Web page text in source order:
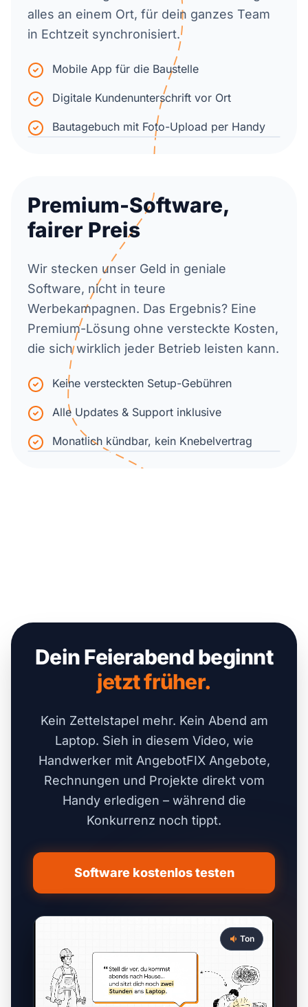
alles an einem Ort, für dein ganzes Team
in Echtzeit synchronisiert.
Mobile App für die Baustelle
Digitale Kundenunterschrift vor Ort
Bautagebuch mit Foto-Upload per Handy
Premium-Software,
fairer Preis
Wir stecken unser Geld in geniale
Software, nicht in teure
Werbekampagnen. Das Ergebnis? Eine
Premium-Lösung ohne versteckte Kosten,
die sich wirklich jeder Betrieb leisten kann.
Keine versteckten Setup-Gebühren
Alle Updates & Support inklusive
Monatlich kündbar, kein Knebelvertrag
Dein Feierabend beginnt
jetzt früher.
Kein Zettelstapel mehr. Kein Abend am
Laptop. Sieh in diesem Video, wie
Handwerker mit AngebotFIX Angebote,
Rechnungen und Projekte direkt vom
Handy erledigen – während die
Konkurrenz noch tippt.
Software kostenlos testen
Ton